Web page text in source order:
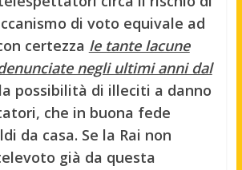
di voto equivale ad
certezza le tante lacune
negli ultimi anni dal
possibilità di illeciti a danno
che in buona fede
da casa. Se la Rai non
già da questa